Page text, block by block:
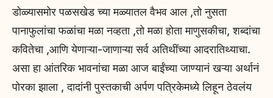
डोळ्यासमोर पळसखेड च्या मळ्यातल वैभव आल ,तो नुसता
पानाफुलांचा फळांचा मळा नव्हता ,तो मळा होता माणुसकीचा, शब्दांचा
कवितेचा ,आणि येणाऱ्या-जाणाऱ्या सर्व अतिथींच्या आदरातिथ्याचा.
असा हा आंतरिक भावनांचा मळा आज बाईंच्या जाण्यानं खऱ्या अर्थानं
पोरका झाला , दादांनी पुस्तकाची अर्पण पत्रिकेमध्ये लिहून ठेवलंय